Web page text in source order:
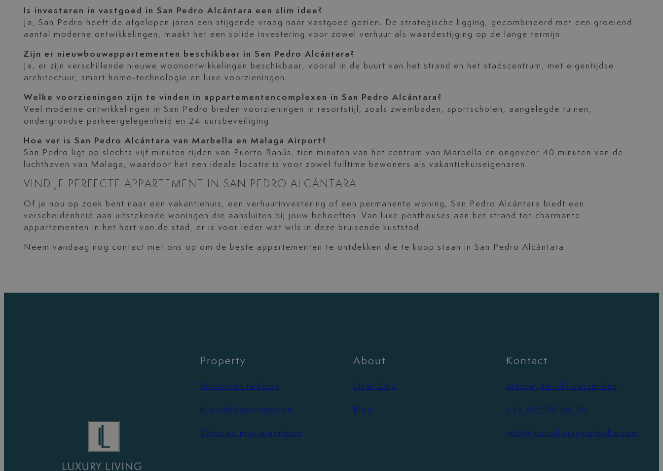
Is investeren in vastgoed in San Pedro Alcántara een slim idee?
Ja, San Pedro heeft de afgelopen jaren een stijgende vraag naar vastgoed gezien. De strategische ligging, gecombineerd met een groeiend
aantal moderne ontwikkelingen, maakt het een solide investering voor zowel verhuur als waardestijging op de lange termijn.
Zijn er nieuwbouwappartementen beschikbaar in San Pedro Alcántara?
Ja, er zijn verschillende nieuwe woonontwikkelingen beschikbaar, vooral in de buurt van het strand en het stadscentrum, met eigentijdse
architectuur, smart home-technologie en luxe voorzieningen.
Welke voorzieningen zijn te vinden in appartementencomplexen in San Pedro Alcántara?
Veel moderne ontwikkelingen in San Pedro bieden voorzieningen in resortstijl, zoals zwembaden, sportscholen, aangelegde tuinen,
ondergrondse parkeergelegenheid en 24-uursbeveiliging.
Hoe ver is San Pedro Alcántara van Marbella en Malaga Airport?
San Pedro ligt op slechts vijf minuten rijden van Puerto Banús, tien minuten van het centrum van Marbella en ongeveer 40 minuten van de
luchthaven van Malaga, waardoor het een ideale locatie is voor zowel fulltime bewoners als vakantiehuiseigenaren.
VIND JE PERFECTE APPARTEMENT IN SAN PEDRO ALCÁNTARA
Of je nou op zoek bent naar een vakantiehuis, een verhuurinvestering of een permanente woning, San Pedro Alcántara biedt een
verscheidenheid aan uitstekende woningen die aansluiten bij jouw behoeften. Van luxe penthouses aan het strand tot charmante
appartementen in het hart van de stad, er is voor ieder wat wils in deze bruisende kuststad.
Neem vandaag nog contact met ons op om de beste appartementen te ontdekken die te koop staan in San Pedro Alcántara.
Property
Woningen te koop
Nieuwbouwprojecten
Verkoop mijn eigendom
About
Over Ons
Blog
Kontact
MessagBericht verzenden
+34 625 98 66 26
info@luxurylivingmarbella.com